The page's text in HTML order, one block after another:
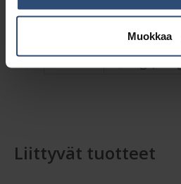
Muokkaa
Lisätiedot
Paino 0,3 kg
Liittyvät tuotteet